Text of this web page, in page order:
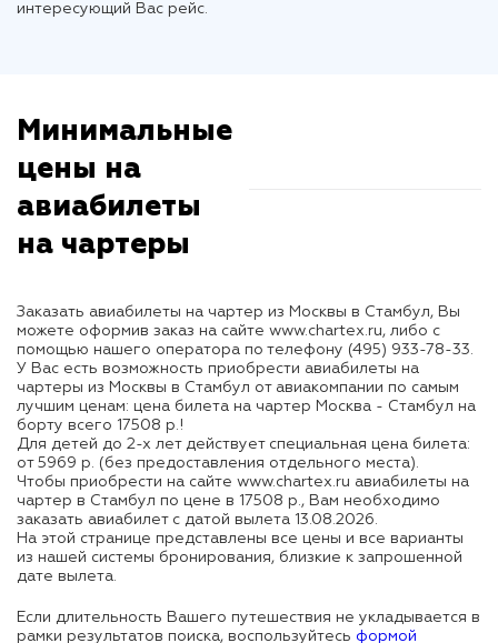
интересующий Вас рейс.
Минимальные
цены на
авиабилеты
на чартеры
Заказать авиабилеты на чартер из Москвы в Стамбул, Вы
можете оформив заказ на сайте www.chartex.ru, либо с
помощью нашего оператора по телефону (495) 933-78-33.
У Вас есть возможность приобрести авиабилеты на
чартеры из Москвы в Стамбул от авиакомпании по самым
лучшим ценам: цена билета на чартер Москва - Стамбул на
борту всего 17508 р.!
Для детей до 2-х лет действует специальная цена билета:
от 5969 р. (без предоставления отдельного места).
Чтобы приобрести на сайте www.chartex.ru авиабилеты на
чартер в Стамбул по цене в 17508 р., Вам необходимо
заказать авиабилет с датой вылета 13.08.2026.
На этой странице представлены все цены и все варианты
из нашей системы бронирования, близкие к запрошенной
дате вылета.
Если длительность Вашего путешествия не укладывается в
рамки результатов поиска, воспользуйтесь формой